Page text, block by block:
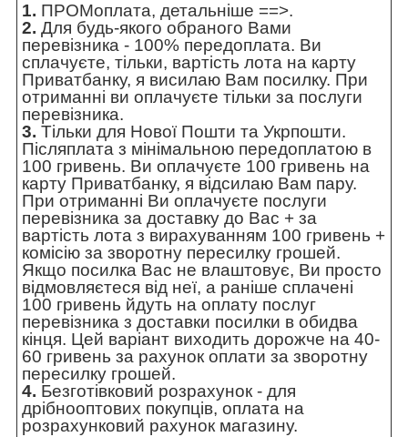
1. ПРОМоплата, детальніше ==>.
2. Для будь-якого обраного Вами
перевізника - 100% передоплата. Ви
сплачуєте, тільки, вартість лота на карту
Приватбанку, я висилаю Вам посилку. При
отриманні ви оплачуєте тільки за послуги
перевізника.
3. Тільки для Нової Пошти та Укрпошти.
Післяплата з мінімальною передоплатою в
100 гривень. Ви оплачуєте 100 гривень на
карту Приватбанку, я відсилаю Вам пару.
При отриманні Ви оплачуєте послуги
перевізника за доставку до Вас + за
вартість лота з вирахуванням 100 гривень +
комісію за зворотну пересилку грошей.
Якщо посилка Вас не влаштовує, Ви просто
відмовляєтеся від неї, а раніше сплачені
100 гривень йдуть на оплату послуг
перевізника з доставки посилки в обидва
кінця. Цей варіант виходить дорожче на 40-
60 гривень за рахунок оплати за зворотну
пересилку грошей.
4. Безготівковий розрахунок - для
дрібнооптових покупців, оплата на
розрахунковий рахунок магазину.